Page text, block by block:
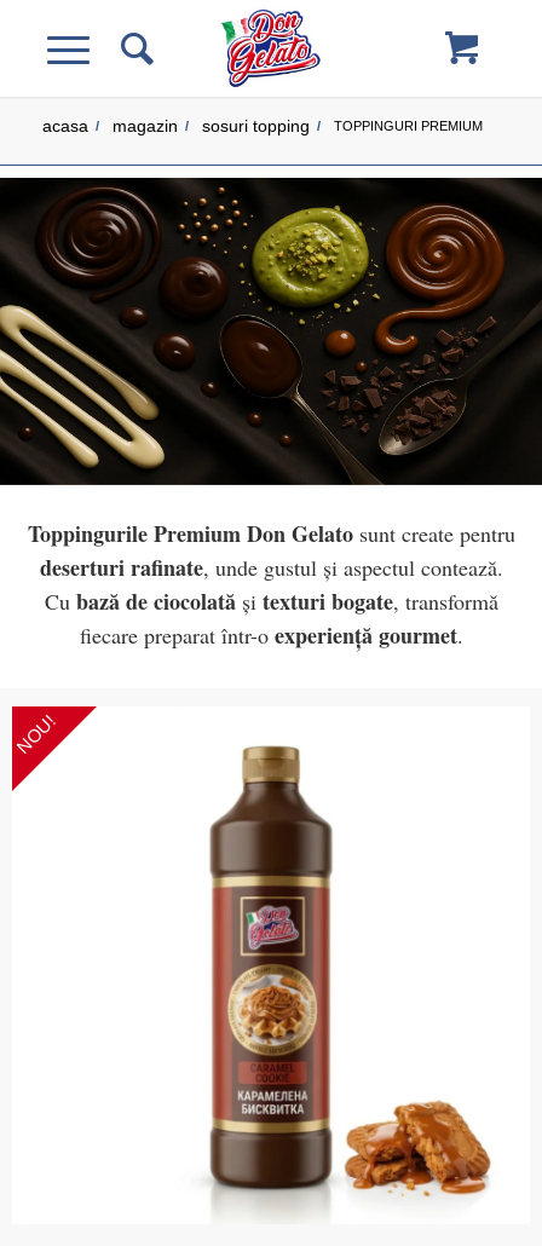
acasa / magazin / sosuri topping / TOPPINGURI PREMIUM
Toppingurile Premium Don Gelatosunt create pentru
deserturi rafinate, unde gustul și aspectul contează.
Cu bază de ciocolatăși texturi bogate, transformă
fiecare preparat într-o experiență gourmet.
NOU!